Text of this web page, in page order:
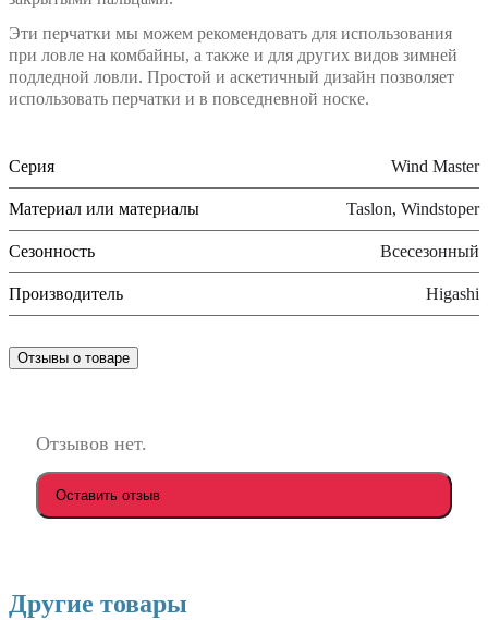
Эти перчатки мы можем рекомендовать для использования
при ловле на комбайны, а также и для других видов зимней
подледной ловли. Простой и аскетичный дизайн позволяет
использовать перчатки и в повседневной носке.
Серия Wind Master
Материал или материалы Taslon, Windstoper
Сезонность Всесезонный
Производитель Higashi
Отзывы о товаре
Отзывов нет.
Оставить отзыв
Другие товары